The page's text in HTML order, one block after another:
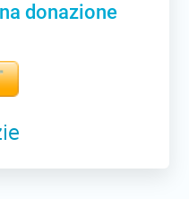
donazione